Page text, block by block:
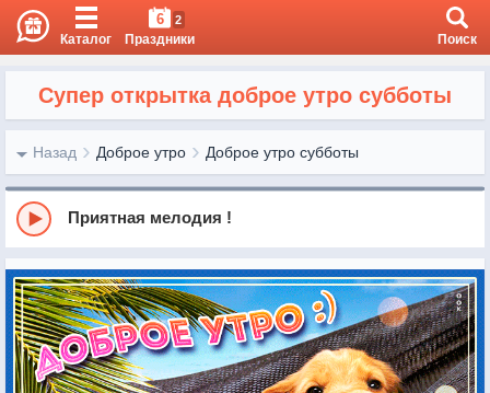
Каталог
6 2
Праздники Поиск
Супер открытка доброе утро субботы
Назад Доброе утро Доброе утро субботы
Приятная мелодия !